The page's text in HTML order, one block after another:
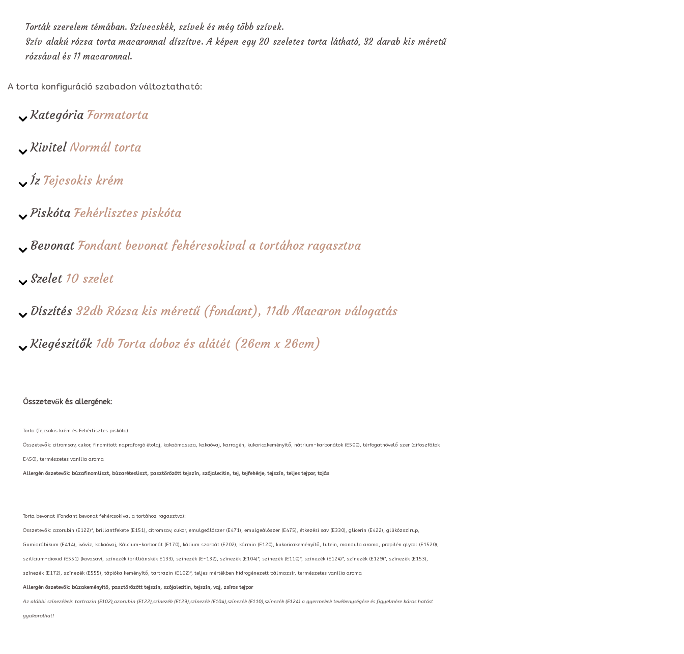
Torták szerelem témában. Szívecskék, szívek és még több szívek.
Szív alakú rózsa torta macaronnal díszítve. A képen egy 20 szeletes torta látható, 32 darab kis méretű
rózsával és 11 macaronnal.
A torta konfiguráció szabadon változtatható:
Kategória Formatorta
Kivitel Normál torta
Íz Tejcsokis krém
Piskóta Fehérlisztes piskóta
Bevonat Fondant bevonat fehércsokival a tortához ragasztva
Szelet 10 szelet
Díszítés 32db Rózsa kis méretű (fondant), 11db Macaron válogatás
Kiegészítők 1db Torta doboz és alátét (26cm x 26cm)
Összetevők és allergének:
Torta (Tejcsokis krém és Fehérlisztes piskóta):
Összetevők: citromsav, cukor, finomított napraforgó étolaj, kakaómassza, kakaóvaj, karragén, kukoricakeményítő, nátrium-karbonátok (E500), térfogatnövelő szer (difoszfátok
E450), természetes vanília aroma
Allergén öszetevők: búzafinomliszt, búzarétesliszt, pasztőrözött tejszín, szójalecitin, tej, tejfehérje, tejszín, teljes tejpor, tojás
Torta bevonat (Fondant bevonat fehércsokival a tortához ragasztva):
Összetevők: azorubin (E122)*, brillantfekete (E151), citromsav, cukor, emulgeálószer (E471), emulgeálószer (E475), étkezési sav (E330), glicerin (E422), glükózszirup,
Gumiarábikum (E414), ivóvíz, kakaóvaj, Kálcium-karbonát (E170), kálium szorbát (E202), kármin (E120), kukoricakeményítő, lutein, mandula aroma, propilén glycol (E1520),
szilícium-dioxid (E551) (kovasav), színezék (brilliánskék E133), színezék (E-132), színezék (E104)*, színezék (E110)*, színezék (E124)*, színezék (E129)*, színezék (E153),
színezék (E172), színezék (E555), tápióka keményítő, tartrazin (E102)*, teljes mértékben hidrogénezett pálmazsír, természetes vanília aroma
Allergén öszetevők: búzakeményítő, pasztőrözött tejszín, szójalecitin, tejszín, vaj, zsíros tejpor
Az alábbi színezékek: tartrazin (E102),azorubin (E122),színezék (E129),színezék (E104),színezék (E110),színezék (E124) a gyermekek tevékenységére és figyelmére káros hatást
gyakorolhat!